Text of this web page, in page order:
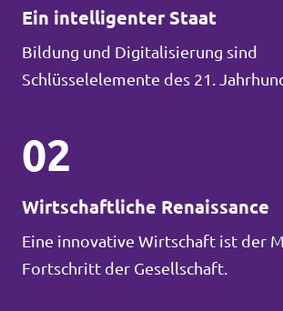
Ein intelligenter Staat
Bildung und Digitalisierung sind
Schlüsselelemente des 21.
02
Wirtschaftliche Renaissance
Eine innovative Wirtschaft ist der
Fortschritt der Gesellschaft.